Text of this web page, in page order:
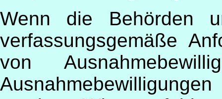
Wenn die Behörden
verfassungsgemäße
von